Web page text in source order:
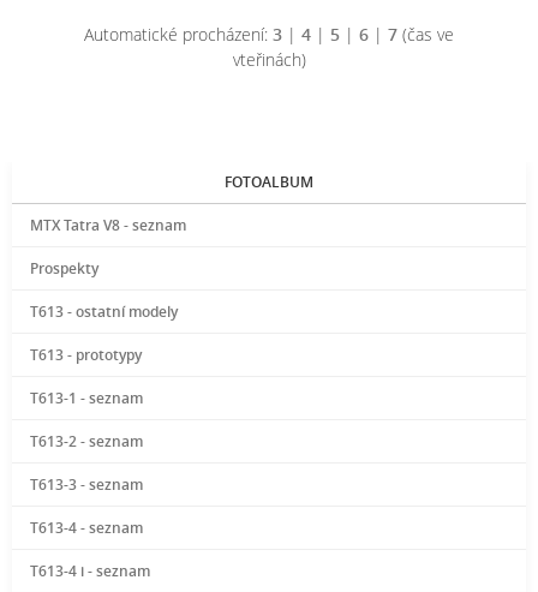
Automatické procházení: 3 | 4 | 5 | 6 | 7 (čas ve
vteřinách)
FOTOALBUM
MTX Tatra V8 - seznam
Prospekty
T613 - ostatní modely
T613 - prototypy
T613-1 - seznam
T613-2 - seznam
T613-3 - seznam
T613-4 - seznam
T613-4 i - seznam